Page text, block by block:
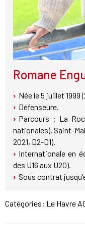
Romane
Née le 5 juillet 1999
Défenseure.
Parcours : La
nationales), Saint-
2021, D2-D1).
Internationale en
des U16 aux U20).
Sous contrat
Catégories: Le Havre